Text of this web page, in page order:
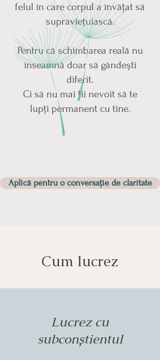
felul în care corpul a învățat să
supraviețuiască.
Pentru că schimbarea reală nu
înseamnă doar să gândești
diferit.
Ci să nu mai fii nevoit să te
lupți permanent cu tine.
Aplică pentru o conversație de claritate
Cum lucrez
Lucrez cu
subconștientul